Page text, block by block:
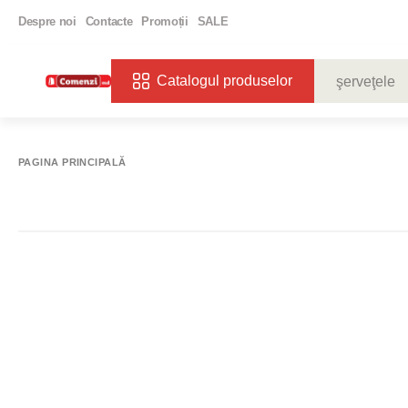
Despre noi Contacte Promoții SALE
Catalogul produselor
PAGINA PRINCIPALĂ